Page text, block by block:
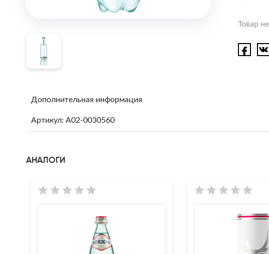
Товар
Дополнительная информация
Артикул: A02-0030560
АНАЛОГИ